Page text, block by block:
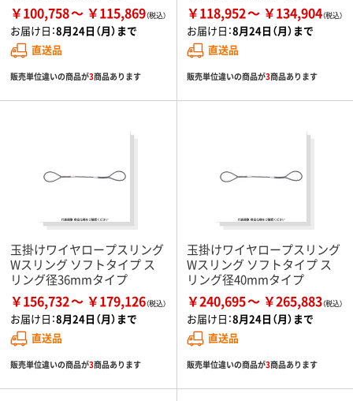
￥100,758 ￥115,869
お届け日：8月24日（月）まで
直送品
販売単位違いの商品が3商品あります
￥118,952 ￥134,904
お届け日：8月24日（月）まで
直送品
販売単位違いの商品が3商品あります
玉掛けワイヤロープスリング
Wスリング ソフトタイプ ス
リング径36mmタイプ
￥156,732 ￥179,126
お届け日：8月24日（月）まで
直送品
販売単位違いの商品が3商品あります
玉掛けワイヤロープスリング
Wスリング ソフトタイプ ス
リング径40mmタイプ
￥240,695 ￥265,883
お届け日：8月24日（月）まで
直送品
販売単位違いの商品が3商品あります